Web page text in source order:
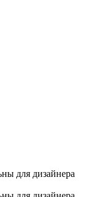
для дизайнера